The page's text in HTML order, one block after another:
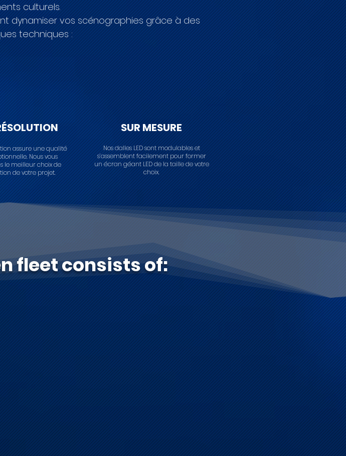
culturels.
dynamiser vos scénographies grâce à des
techniques :
assure une qualité
Nous vous
le meilleur choix de
de votre projet.
SUR MESURE
Nos dalles LED sont modulables et
s’assemblent facilement pour former
un écran géant LED de la taille de votre
choix.
fleet consists of: